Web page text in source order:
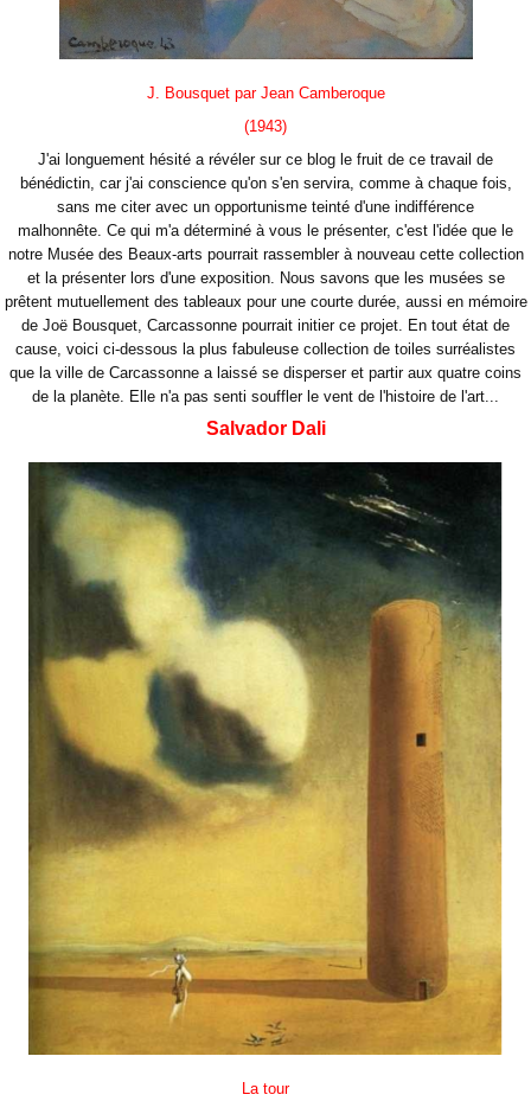
J. Bousquet par Jean Camberoque
(1943)
J'ai longuement hésité a révéler sur ce blog le fruit de ce travail de
bénédictin, car j'ai conscience qu'on s'en servira, comme à chaque fois,
sans me citer avec un opportunisme teinté d'une indifférence
malhonnête. Ce qui m'a déterminé à vous le présenter, c'est l'idée que le
notre Musée des Beaux-arts pourrait rassembler à nouveau cette collection
et la présenter lors d'une exposition. Nous savons que les musées se
prêtent mutuellement des tableaux pour une courte durée, aussi en mémoire
de Joë Bousquet, Carcassonne pourrait initier ce projet. En tout état de
cause, voici ci-dessous la plus fabuleuse collection de toiles surréalistes
que la ville de Carcassonne a laissé se disperser et partir aux quatre coins
de la planète. Elle n'a pas senti souffler le vent de l'histoire de l'art...
Salvador Dali
La tour